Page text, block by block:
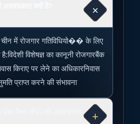
×
चीन में रोजगार गतिविधियो�� के लिए
विशेषज्ञ का कानूनी रोजगारबैंक
किराए पर लेने का अधिकारनिवास
प्राप्त करने की संभावना
+